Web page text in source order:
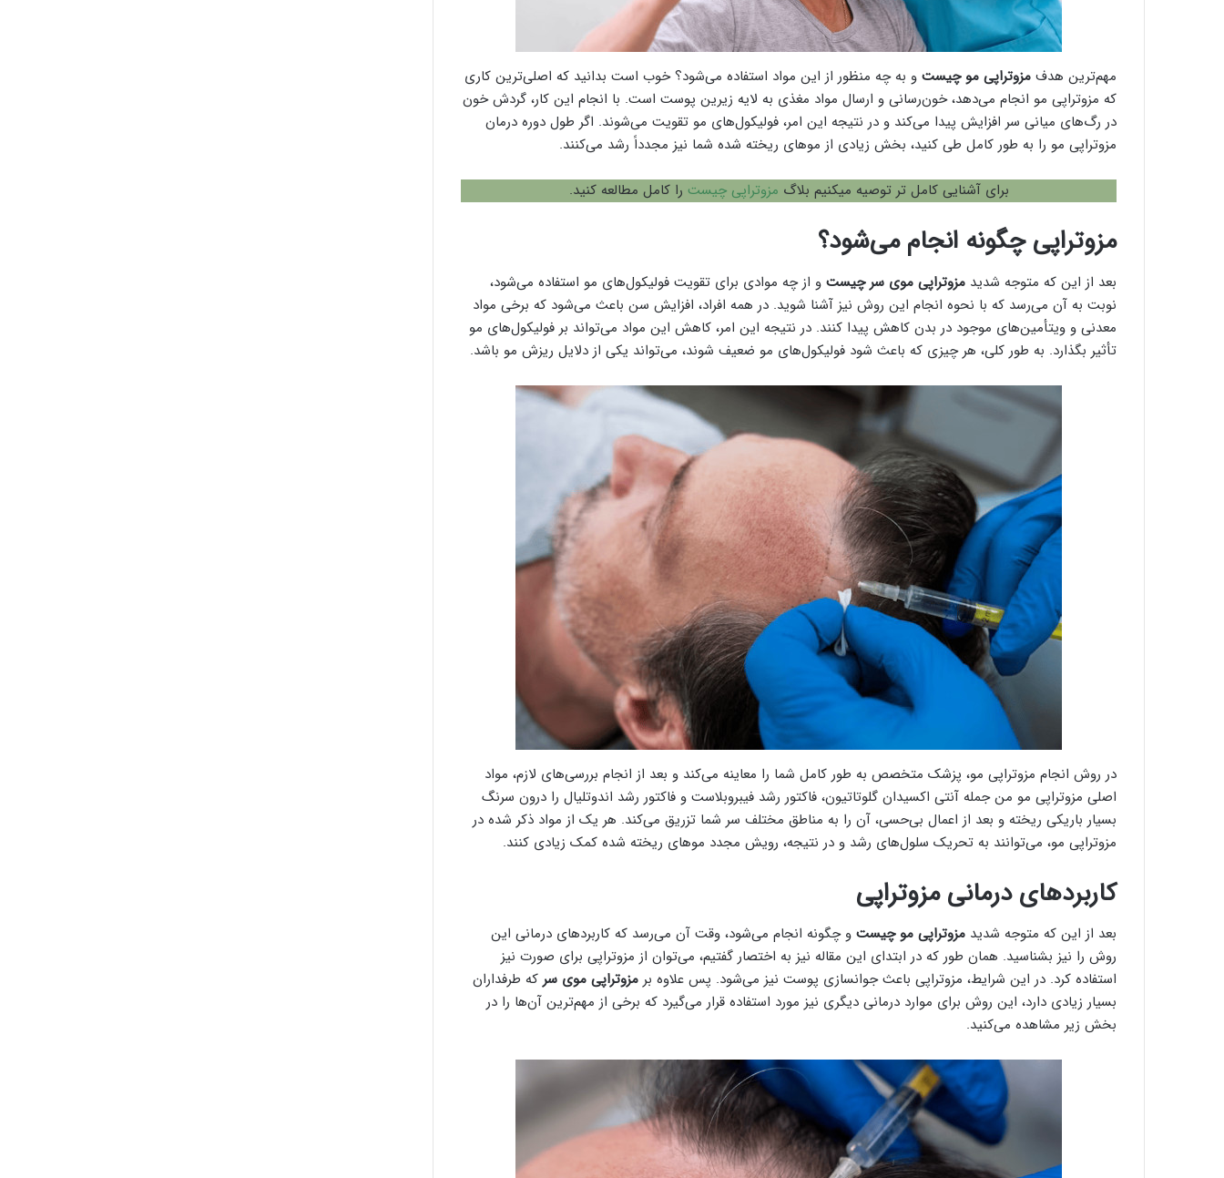
مهم‌ترین هدف مزوتراپی مو چیست و به چه منظور از این مواد استفاده می‌شود؟ خوب است بدانید که اصلی‌ترین کاری
که مزوتراپی مو انجام می‌دهد، خون‌رسانی و ارسال مواد مغذی به لایه زیرین پوست است. با انجام این کار، گردش خون
در رگ‌های میانی سر افزایش پیدا می‌کند و در نتیجه این امر، فولیکول‌های مو تقویت می‌شوند. اگر طول دوره درمان
مزوتراپی مو را به طور کامل طی کنید، بخش زیادی از مو‌های ریخته شده شما نیز مجدداً رشد می‌کنند.
برای آشنایی کامل تر توصیه میکنیم بلاگ مزوتراپی چیست را کامل مطالعه کنید.
مزوتراپی چگونه انجام می‌شود؟
بعد از این که متوجه شدید مزوتراپی موی سر چیست و از چه موادی برای تقویت فولیکول‌های مو استفاده می‌شود،
نوبت به آن می‌رسد که با نحوه انجام این روش نیز آشنا شوید. در همه افراد، افزایش سن باعث می‌شود که برخی مواد
معدنی و ویتأمین‌های موجود در بدن کاهش پیدا کنند. در نتیجه این امر، کاهش این مواد می‌تواند بر فولیکول‌های مو
تأثیر بگذارد. به طور کلی، هر چیزی که باعث شود فولیکول‌های مو ضعیف شوند، می‌تواند یکی از دلایل ریزش مو باشد.
در روش انجام مزوتراپی مو، پزشک متخصص به طور کامل شما را معاینه می‌کند و بعد از انجام بررسی‌های لازم، مواد
اصلی مزوتراپی مو من جمله آنتی اکسیدان گلوتاتیون، فاکتور رشد فیبروبلاست و فاکتور رشد اندوتلیال را درون سرنگ
بسیار باریکی ریخته و بعد از اعمال بی‌حسی، آن را به مناطق مختلف سر شما تزریق می‌کند. هر یک از مواد ذکر شده در
مزوتراپی مو، می‌توانند به تحریک سلول‌های رشد و در نتیجه، رویش مجدد مو‌های ریخته شده کمک زیادی کنند.
کاربرد‌های درمانی مزوتراپی
بعد از این که متوجه شدید مزوتراپی مو چیست و چگونه انجام می‌شود، وقت آن می‌رسد که کاربرد‌های درمانی این
روش را نیز بشناسید. همان طور که در ابتدای این مقاله نیز به اختصار گفتیم، می‌توان از مزوتراپی برای صورت نیز
استفاده کرد. در این شرایط، مزوتراپی باعث جوانسازی پوست نیز می‌شود. پس علاوه بر مزوتراپی موی سر که طرفداران
بسیار زیادی دارد، این روش برای موارد درمانی دیگری نیز مورد استفاده قرار می‌گیرد که برخی از مهم‌ترین آن‌ها را در
بخش زیر مشاهده می‌کنید.